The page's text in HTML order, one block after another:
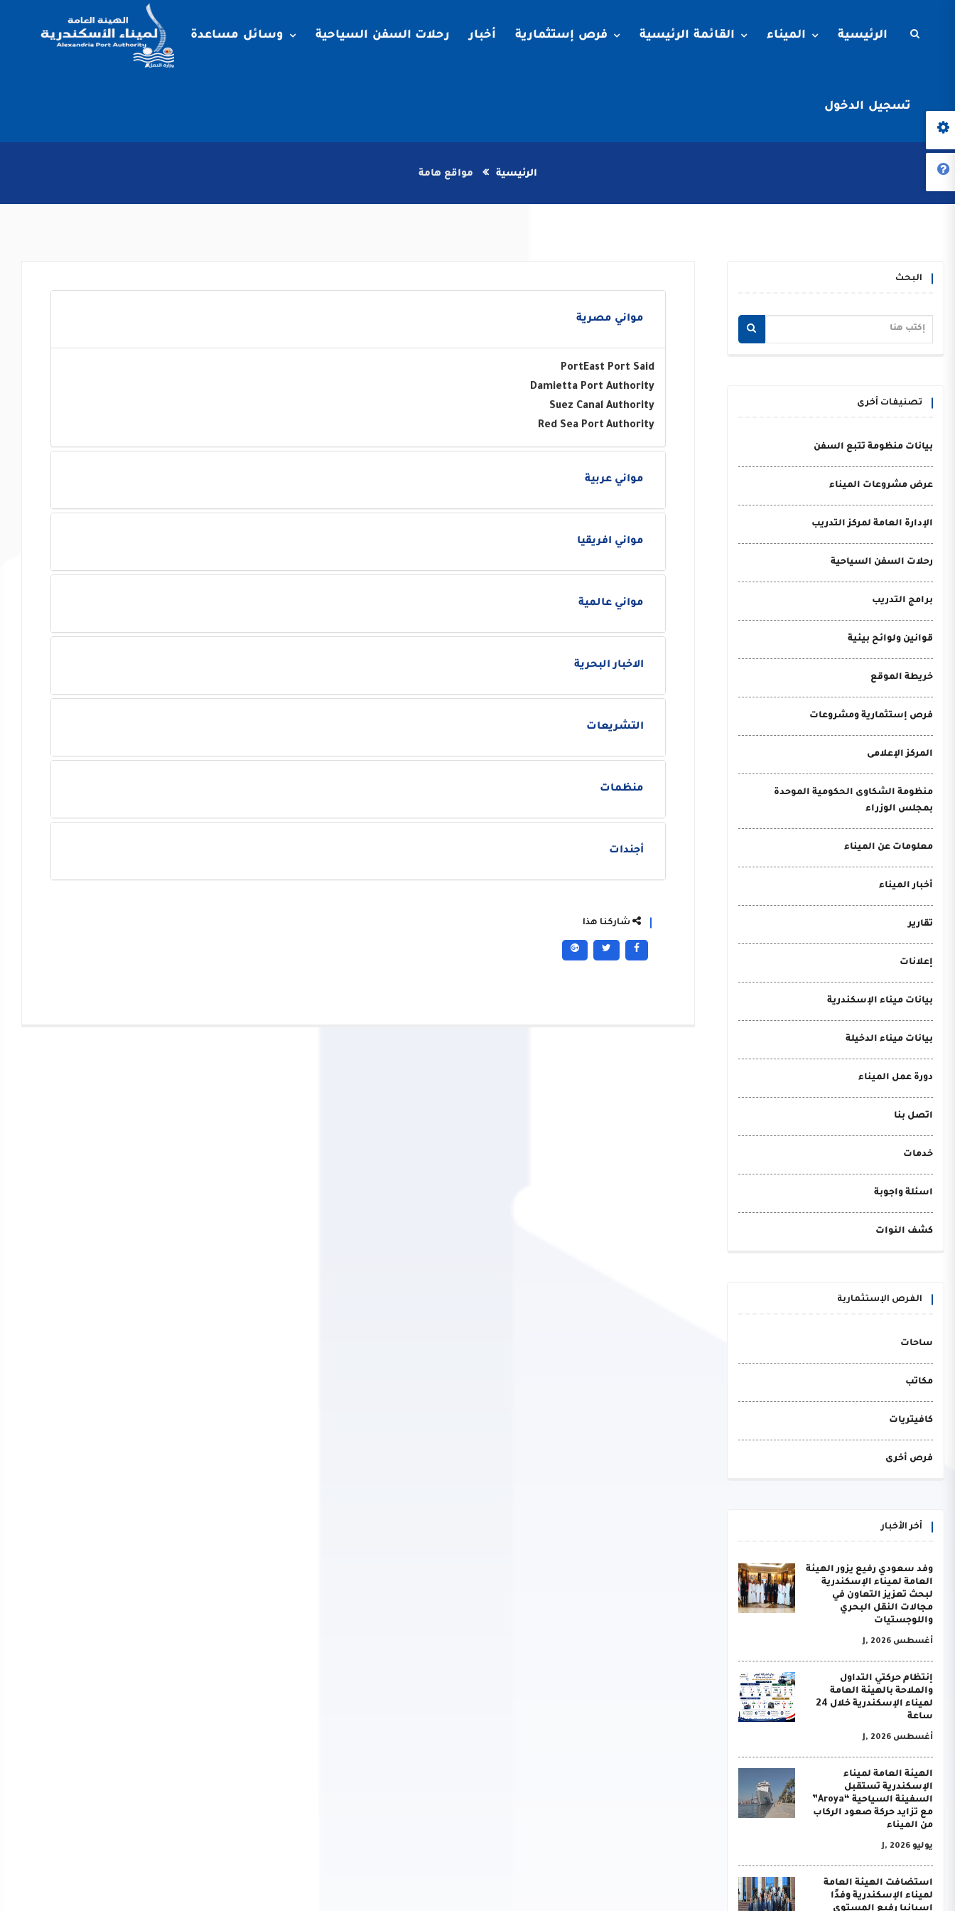
الرئيسية الميناء القائمة الرئيسية فرص إستثمارية أخبار رحلات السفن السياحية وسائل مساعدة
تسجيل الدخول
الرئيسية مواقع هامة
البحث
تصنيفات أخرى
بيانات منظومة تتبع السفن
عرض مشروعات الميناء
الإدارة العامة لمركز التدريب
رحلات السفن السياحية
برامج التدريب
قوانين ولوائح بيئية
خريطة الموقع
فرص إستثمارية ومشروعات
المركز الإعلامى
منظومة الشكاوى الحكومية الموحدة
بمجلس الوزراء
معلومات عن الميناء
أخبار الميناء
تقارير
إعلانات
بيانات ميناء الإسكندرية
بيانات ميناء الدخيلة
دورة عمل الميناء
اتصل بنا
خدمات
اسئلة واجوبة
كشف النوات
الفرص الإستثمارية
ساحات
مكاتب
كافيتريات
فرص أخرى
أخر الأخبار
وفد سعودي رفيع يزور الهيئة
العامة لميناء الإسكندرية
لبحث تعزيز التعاون في
مجالات النقل البحري
واللوجستيات
أغسطس J, 2026
إنتظام حركتي التداول
والملاحة بالهيئة العامة
لميناء الإسكندرية خلال 24
ساعة
أغسطس J, 2026
الهيئة العامة لميناء
الإسكندرية تستقبل
السفينة السياحية “Aroya”
مع تزايد حركة صعود الركاب
من الميناء
يوليو J, 2026
استضافت الهيئة العامة
لميناء الإسكندرية وفدًا
إسبانيا رفيع المستوى
مواني مصرية
East Port Said
Port
Damietta Port Authority
Suez Canal Authority
Red Sea Port Authority
مواني عربية
مواني افريقيا
مواني عالمية
الاخبار البحرية
التشريعات
منظمات
أجندات
شاركنا هذا